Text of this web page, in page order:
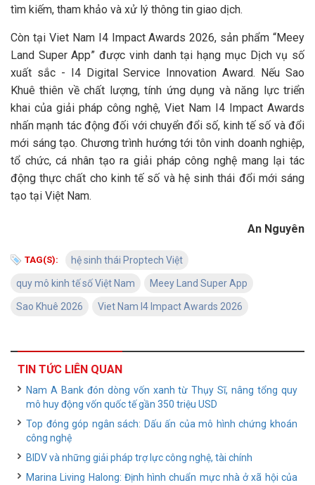
tìm kiếm, tham khảo và xử lý thông tin giao dịch.
Còn tại Viet Nam I4 Impact Awards 2026, sản phẩm “Meey
Land Super App” được vinh danh tại hạng mục Dịch vụ số
xuất sắc - I4 Digital Service Innovation Award. Nếu Sao
Khuê thiên về chất lượng, tính ứng dụng và năng lực triển
khai của giải pháp công nghệ, Viet Nam I4 Impact Awards
nhấn mạnh tác động đối với chuyển đổi số, kinh tế số và đổi
mới sáng tạo. Chương trình hướng tới tôn vinh doanh nghiệp,
tổ chức, cá nhân tạo ra giải pháp công nghệ mang lại tác
động thực chất cho kinh tế số và hệ sinh thái đổi mới sáng
tạo tại Việt Nam.
An Nguyên
TAG(S): hệ sinh thái Proptech Việt
quy mô kinh tế số Việt Nam Meey Land Super App
Sao Khuê 2026 Viet Nam I4 Impact Awards 2026
TIN TỨC LIÊN QUAN
Nam A Bank đón dòng vốn xanh từ Thụy Sĩ, nâng tổng quy
mô huy động vốn quốc tế gần 350 triệu USD
Top đóng góp ngân sách: Dấu ấn của mô hình chứng khoán
công nghệ
BIDV và những giải pháp trợ lực công nghệ, tài chính
Marina Living Halong: Định hình chuẩn mực nhà ở xã hội của